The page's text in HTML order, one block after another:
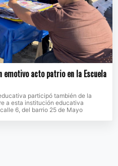
emotivo acto patrio en la Escuela
participó también de la
a esta institución educativa
6, del barrio 25 de Mayo